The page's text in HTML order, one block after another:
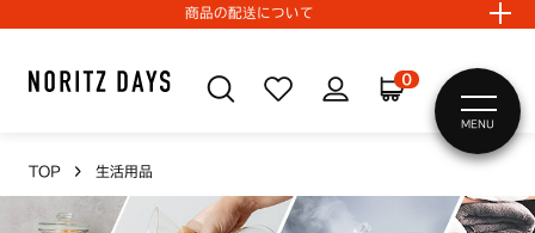
商品の配送について
0
MENU
TOP 生活用品